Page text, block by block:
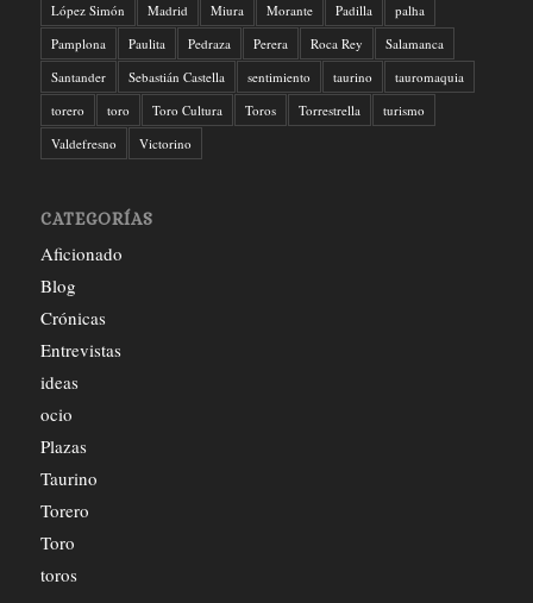
López Simón
Madrid Miura Morante Padilla
palha
Pamplona
Paulita Pedraza Perera Roca Rey
Salamanca
Santander
Sebastián Castella sentimiento taurino
tauromaquia
torero
toro Toro Cultura Toros Torrestrella
turismo
Valdefresno
Victorino
CATEGORÍAS
Aficionado
Blog
Crónicas
Entrevistas
ideas
ocio
Plazas
Taurino
Torero
Toro
toros